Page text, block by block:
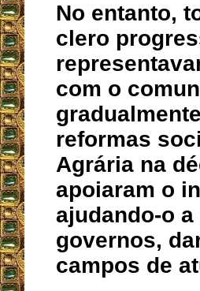
No entanto,
clero
com o
reformas
Agrária na
apoiaram o
ajudando-o
governos,
campos de